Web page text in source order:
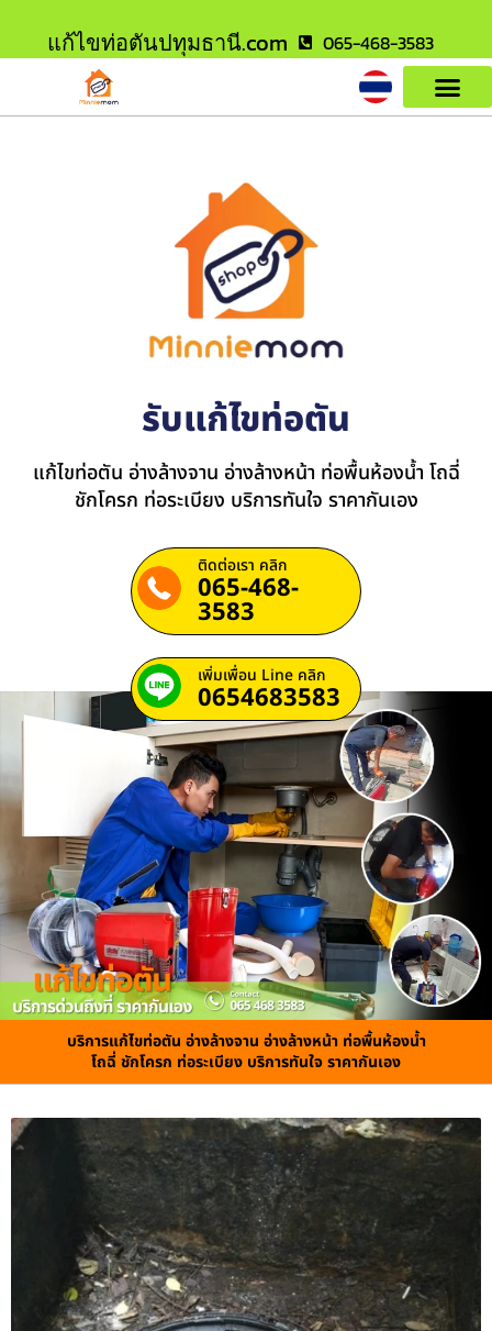
แก้ไขท่อตันปทุมธานี.com 065-468-3583
รับแก้ไขท่อตัน
แก้ไขท่อตัน อ่างล้างจาน อ่างล้างหน้า ท่อพื้นห้องน้ำ โถฉี่
ชักโครก ท่อระเบียง บริการทันใจ ราคากันเอง
ติดต่อเรา คลิก
065-468-
3583
เพิ่มเพื่อน Line คลิก
0654683583
บริการแก้ไขท่อตัน อ่างล้างจาน อ่างล้างหน้า ท่อพื้นห้องน้ำ
โถฉี่ ชักโครก ท่อระเบียง บริการทันใจ ราคากันเอง